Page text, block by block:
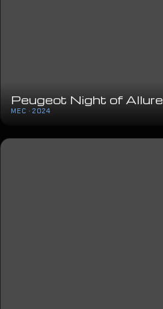
Peugeot Night of Allure
MEC · 2024